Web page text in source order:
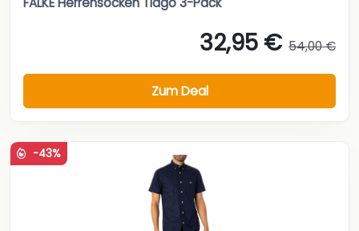
32,95 € 54,00 €
Zum Deal
-43%